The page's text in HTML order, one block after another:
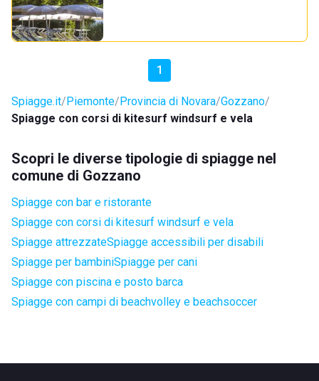
1
Spiagge.it Piemonte Provincia di Novara Gozzano
Spiagge con corsi di kitesurf windsurf e vela
Scopri le diverse tipologie di spiagge nel
comune di Gozzano
Spiagge con bar e ristorante
Spiagge con corsi di kitesurf windsurf e vela
Spiagge attrezzateSpiagge accessibili per disabili
Spiagge per bambiniSpiagge per cani
Spiagge con piscina e posto barca
Spiagge con campi di beachvolley e beachsoccer